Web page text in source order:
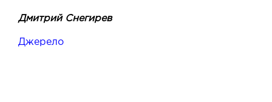
Дмитрий Снегирев
Джерело